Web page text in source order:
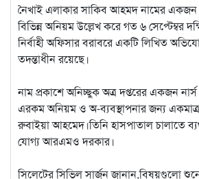
নৈখাই এলাকার সাকিব আহমদ নামের
বিভিন্ন অনিয়ম উল্লেখ করে গত ৬ সেপ্টেম্বর
নির্বাহী অফিসার বরাবরে একটি লিখিত
তদন্তাধীন রয়েছে।
নাম প্রকাশে অনিচ্ছুক অত্র দপ্তরের একজন
এরকম অনিয়ম ও অ-ব্যবস্থাপনার জন্য
রুবাইয়া আহমেদ।তিনি হাসপাতাল চালাতে
যোগ্য আরএমও দরকার।
সিলেটের সিভিল সার্জন জানান,বিষয়গুলো